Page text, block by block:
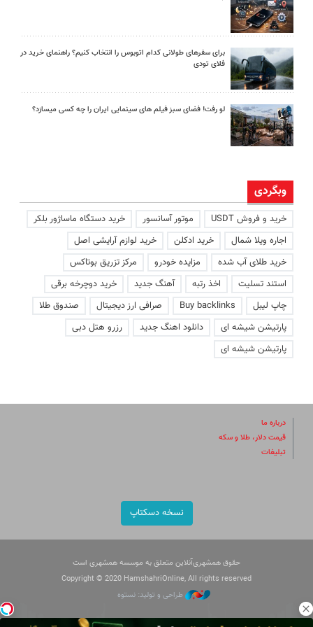
برای سفرهای طولانی کدام اتوبوس را انتخاب کنیم؟ راهنمای خرید در
فلای تودی
لو رفت! فضای سبز فیلم های سینمایی ایران را چه کسی میسازد؟
وبگردی
خرید و فروش USDT موتور آسانسور
خرید دستگاه ماساژور بلکر
اجاره ویلا شمال
خرید ادکلن
خرید لوازم آرایشی اصل
خرید طلای آب شده
مزایده خودرو
مرکز تزریق بوتاکس
استند تسلیت
اخذ رتبه آهنگ جدید
خرید دوچرخه برقی
چاپ لیبل
Buy backlinks صرافی ارز دیجیتال
صندوق طلا
پارتیشن شیشه ای
دانلود اهنگ جدید
رزرو هتل دبی
پارتیشن شیشه ای
درباره ما
قیمت دلار، طلا و سکه
تبلیغات
نسخه دسکتاپ
حقوق همشهری‌آنلاین متعلق به موسسه همشهری است
Copyright © 2020 HamshahriOnline, All rights reserved
طراحی و تولید: نستوه